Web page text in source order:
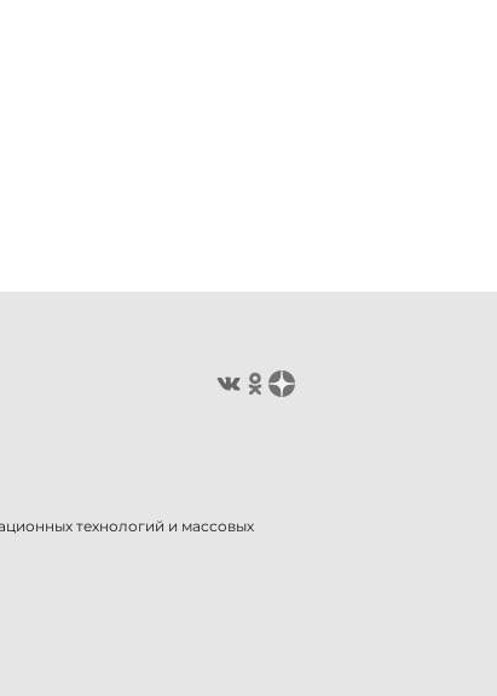
технологий и массовых